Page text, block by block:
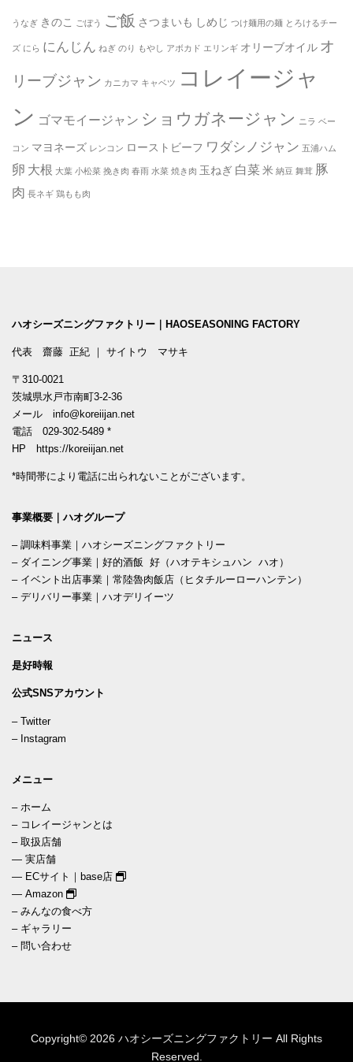
うなぎ きのこ ごぼう ご飯 さつまいも しめじ つけ麺用の麺 とろけるチー
ズ にら にんじん ねぎ のり もやし アボカド エリンギ オリーブオイル オ
リーブジャン カニカマ キャベツ
コレイージャ
ン ゴマモイージャン ショウガネージャン ニラ ベー
コン マヨネーズ レンコン ローストビーフ ワダシノジャン 五浦ハム
卵 大根 大葉 小松菜 挽き肉 春雨 水菜 焼き肉 玉ねぎ 白菜 米 納豆 舞茸 豚
肉 長ネギ 鶏もも肉
ハオシーズニングファクトリー｜HAOSEASONING FACTORY
代表 齋藤 正紀 ｜ サイトウ マサキ
〒310-0021
茨城県水戸市南町3-2-36
メール info@koreiijan.net
電話 029-302-5489 *
HP
https://koreiijan.net
*時間帯により電話に出られないことがございます。
事業概要｜ハオグループ
– 調味料事業｜ハオシーズニングファクトリー
– ダイニング事業｜好的酒飯 好（ハオテキシュハン ハオ）
– イベント出店事業｜常陸魯肉飯店（ヒタチルーローハンテン）
– デリバリー事業｜ハオデリイーツ
ニュース
是好時報
公式SNSアカウント
– Twitter
– Instagram
メニュー
– ホーム
– コレイージャンとは
– 取扱店舗
— 実店舗
— ECサイト｜base店
— Amazon
– みんなの食べ方
– ギャラリー
– 問い合わせ
Copyright© 2026 ハオシーズニングファクトリー All Rights
Reserved.